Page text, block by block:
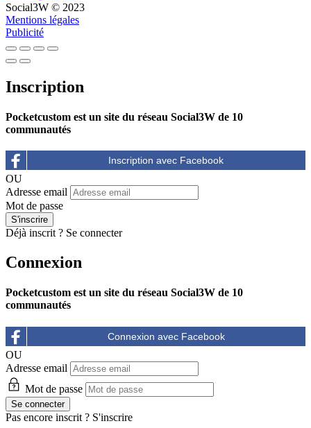
Social3W © 2023
Mentions légales
Publicité
Inscription
Pocketcustom est un site du réseau Social3W de 10
communautés
OU
Adresse email
Mot de passe
Déjà inscrit ? Se connecter
Connexion
Pocketcustom est un site du réseau Social3W de 10
communautés
OU
Adresse email
Mot de passe
Pas encore inscrit ? S'inscrire